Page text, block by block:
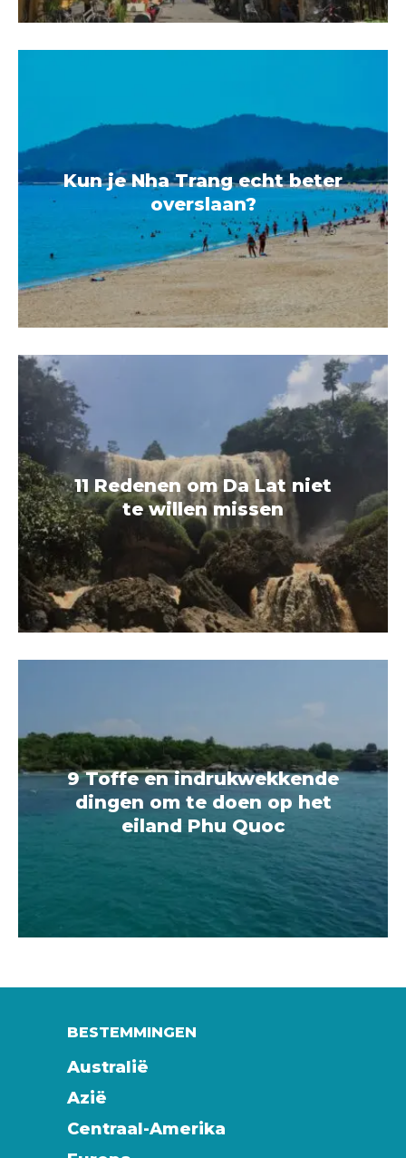
Kun je Nha Trang echt beter
overslaan?
11 Redenen om Da Lat niet
te willen missen
9 Toffe en indrukwekkende
dingen om te doen op het
eiland Phu Quoc
BESTEMMINGEN
Australië
Azië
Centraal-Amerika